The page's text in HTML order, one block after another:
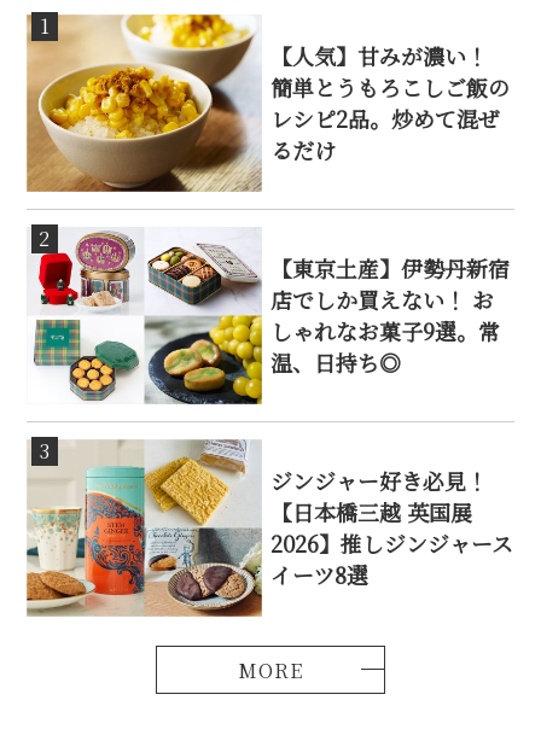
1
【人気】甘みが濃い！
簡単とうもろこしご飯の
レシピ2品。炒めて混ぜ
るだけ
2
【東京土産】伊勢丹新宿
店でしか買えない！ お
しゃれなお菓子9選。常
温、日持ち◎
3
ジンジャー好き必見！
【日本橋三越 英国展
2026】推しジンジャース
イーツ8選